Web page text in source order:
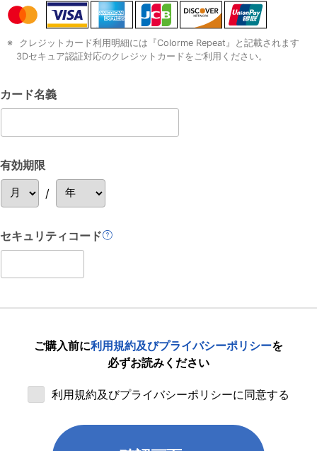
クレジットカード利用明細には『Colorme Repeat』と記載されます
3Dセキュア認証対応のクレジットカードをご利用ください。
カード名義
有効期限
/
セキュリティコード
ご購入前に利用規約及びプライバシーポリシーを
必ずお読みください
利用規約及びプライバシーポリシーに同意する